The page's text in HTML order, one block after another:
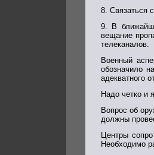
8. Связаться
9. В
вещание
телеканалов.
Военный
обозначило
адекватного
Надо четко и
Вопрос об
должны
Центры
Необходимо